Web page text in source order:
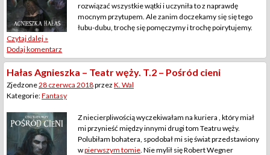
rozwiązać wszystkie wątki i uczyniła to z naprawdę
mocnym przytupem. Ale zanim doczekamy się się tego
łubu-dubu, trochę się pomęczymy i trochę poirytujemy.
Czytaj dalej »
Dodaj komentarz
Hałas Agnieszka – Teatr węży. T.2 – Pośród cieni
Zjedzone28 czerwca 2018przez K. Wal
Kategorie:Fantasy
Z niecierpliwością wyczekiwałam na kuriera , który miał
mi przynieść między innymi drugi tom Teatru węży.
Polubiłam bohatera, spodobał mi się świat przedstawiony
wpierwszym tomie . Nie mylił się Robert Wegner